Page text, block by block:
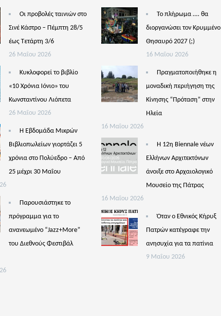
Οι προβολές ταινιών στο
Σινέ Κάστρο – Πέμπτη 28/5
έως Τετάρτη 3/6
26 Μαΐου 2026
Κυκλοφορεί το βιβλίο
«10 Χρόνια Ιόνιο» του
Κωνσταντίνου Λιόπετα
26 Μαΐου 2026
Η Εβδομάδα Μικρών
Βιβλιοπωλείων γιορτάζει 5
χρόνια στο Πολύεδρο – Από
25 μέχρι 30 Μαΐου
Παρουσιάστηκε το
πρόγραμμα για το
ανανεωμένο “Jazz+More”
του Διεθνούς Φεστιβάλ
Το πλήρωμα …. θα
διοργανώσει τον Κρυμμένο
Θησαυρό 2027 (;)
16 Μαΐου 2026
Πραγματοποιήθηκε η
μοναδική περιήγηση της
Κίνησης “Πρόταση” στην
Ηλεία
16 Μαΐου 2026
Η 12η Biennale νέων
Ελλήνων Αρχιτεκτόνων
άνοιξε στο Αρχαιολογικό
Μουσείο της Πάτρας
16 Μαΐου 2026
Όταν ο Εθνικός Κήρυξ
Πατρών κατέγραφε την
ανησυχία για τα πατίνια
9 Μαΐου 2026